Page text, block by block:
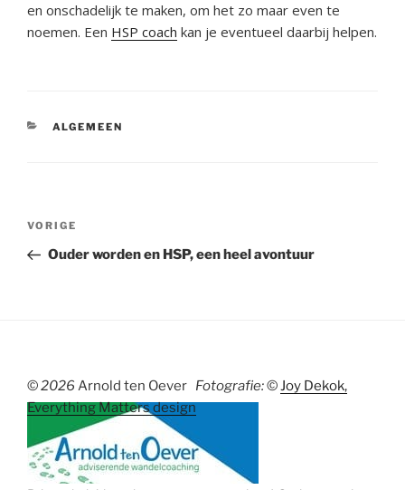
en onschadelijk te maken, om het zo maar even te
noemen. Een HSP coach kan je eventueel daarbij helpen.
CATEGORIEËN
ALGEMEEN
Bericht
Vorig
bericht
VORIGE
Ouder worden en HSP, een heel avontuur
©2026 Arnold ten Oever Fotografie:©Joy Dekok,
Everything Matters design